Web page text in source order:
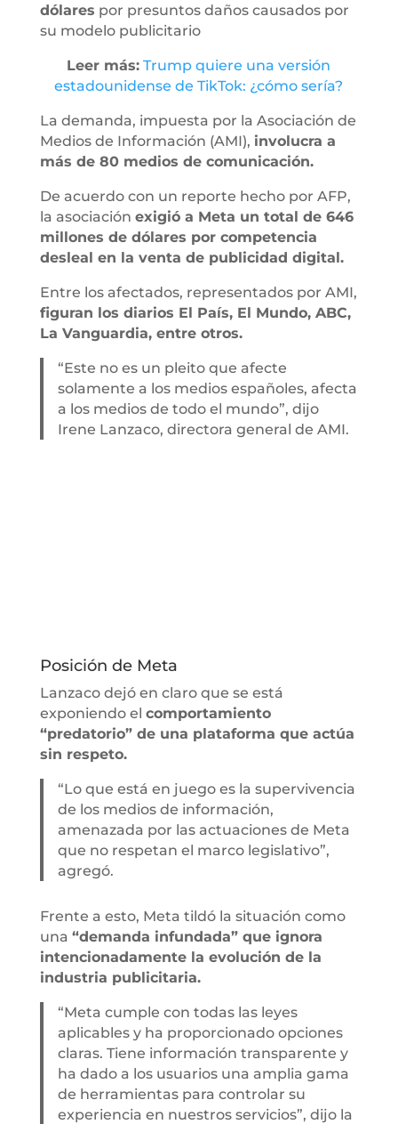
dólares por presuntos daños causados por
su modelo publicitario
Leer más: Trump quiere una versión
estadounidense de TikTok: ¿cómo sería?
La demanda, impuesta por la Asociación de
Medios de Información (AMI), involucra a
más de 80 medios de comunicación.
De acuerdo con un reporte hecho por AFP,
la asociación exigió a Meta un total de 646
millones de dólares por competencia
desleal en la venta de publicidad digital.
Entre los afectados, representados por AMI,
figuran los diarios El País, El Mundo, ABC,
La Vanguardia, entre otros.
“Este no es un pleito que afecte
solamente a los medios españoles, afecta
a los medios de todo el mundo”, dijo
Irene Lanzaco, directora general de AMI.
Posición de Meta
Lanzaco dejó en claro que se está
exponiendo el comportamiento
“predatorio” de una plataforma que actúa
sin respeto.
“Lo que está en juego es la supervivencia
de los medios de información,
amenazada por las actuaciones de Meta
que no respetan el marco legislativo”,
agregó.
Frente a esto, Meta tildó la situación como
una “demanda infundada” que ignora
intencionadamente la evolución de la
industria publicitaria.
“Meta cumple con todas las leyes
aplicables y ha proporcionado opciones
claras. Tiene información transparente y
ha dado a los usuarios una amplia gama
de herramientas para controlar su
experiencia en nuestros servicios”, dijo la